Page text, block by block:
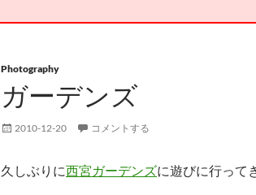
Photography
ガーデンズ
2010-12-20 コメントする
久しぶりに西宮ガーデンズに遊びに行って